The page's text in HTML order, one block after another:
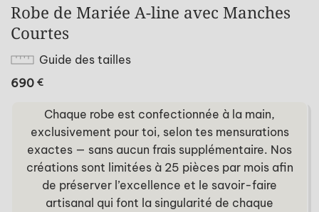
Robe de Mariée A-line avec Manches
Courtes
Guide des tailles
690 €
Chaque robe est confectionnée à la main,
exclusivement pour toi, selon tes mensurations
exactes — sans aucun frais supplémentaire. Nos
créations sont limitées à 25 pièces par mois afin
de préserver l’excellence et le savoir-faire
artisanal qui font la singularité de chaque